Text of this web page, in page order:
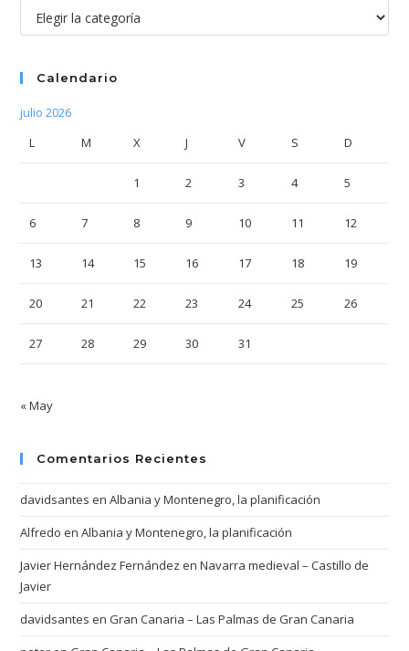
Categorías
Calendario
julio 2026
L
M X J V S D
1 2 3 4 5
6 7 8 9 10 11 12
13 14 15 16 17 18 19
20 21 22 23 24 25 26
27 28 29 30 31
« May
Comentarios Recientes
davidsantes enAlbania y Montenegro, la planificación
Alfredo enAlbania y Montenegro, la planificación
Javier Hernández Fernández enNavarra medieval – Castillo de
Javier
davidsantes enGran Canaria – Las Palmas de Gran Canaria